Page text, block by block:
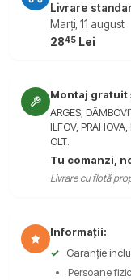
Livrare
Marți, 11 august
2845 Lei
Montaj gratuit
ARGEȘ,
ILFOV,
OLT.
Tu comanzi,
Livrare cu flotă
Informații:
✓
Garanție
Persoane